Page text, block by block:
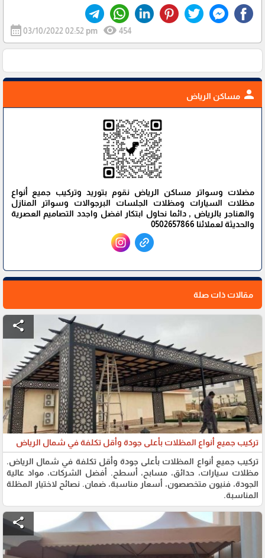
calendar_month03/10/2022 02:52 pm visibility 454
person مساكن الرياض
مضلات وسواتر مساكن الرياض نقوم بتوريد وتركيب جميع أنواع
مظلات السيارات ومظلات الجلسات البرجوالات وسواتر المنازل
والهناجر بالرياض , دائما نحاول ابتكار افضل واجدد التصاميم العصرية
والحديثة لعملائنا 0502657866
مقالات ذات صلة
share
تركيب جميع أنواع المظلات بأعلى جودة وأقل تكلفة في شمال الرياض
تركيب جميع أنواع المظلات بأعلى جودة وأقل تكلفة في شمال الرياض.
مظلات سيارات، حدائق، مسابح، أسطح. أفضل الشركات، مواد عالية
الجودة، فنيون متخصصون، أسعار مناسبة، ضمان. نصائح لاختيار المظلة
المناسبة.
share